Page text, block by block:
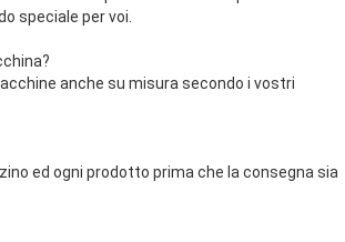
speciale per voi.
anche su misura secondo i vostri
ed ogni prodotto prima che la consegna sia